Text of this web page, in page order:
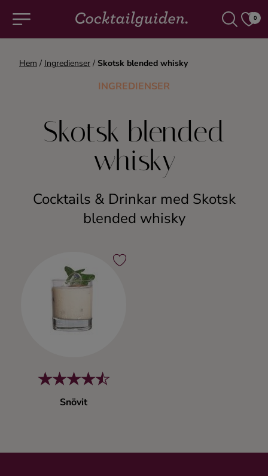
0
COCKTAILS & DRINKAR
Alkoholfritt
Kaffe
Rom
Tequila
Hem / Ingredienser / Skotsk blended whisky
INGREDIENSER
Skotsk blended
whisky
Cocktails & Drinkar med Skotsk
blended whisky
Snövit